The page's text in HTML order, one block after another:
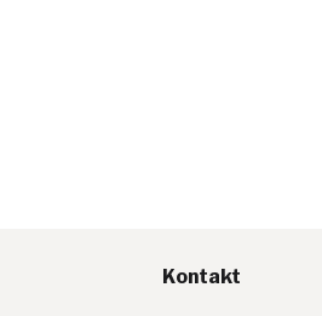
Kontakt